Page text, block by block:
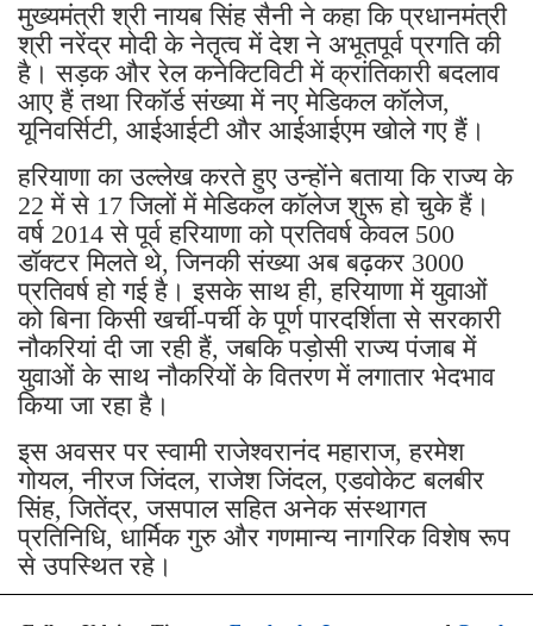
मुख्यमंत्री श्री नायब सिंह सैनी ने कहा कि प्रधानमंत्री
श्री नरेंद्र मोदी के नेतृत्व में देश ने अभूतपूर्व प्रगति की
है। सड़क और रेल कनेक्टिविटी में क्रांतिकारी बदलाव
आए हैं तथा रिकॉर्ड संख्या में नए मेडिकल कॉलेज,
यूनिवर्सिटी, आईआईटी और आईआईएम खोले गए हैं।
हरियाणा का उल्लेख करते हुए उन्होंने बताया कि राज्य के
22 में से 17 जिलों में मेडिकल कॉलेज शुरू हो चुके हैं।
वर्ष 2014 से पूर्व हरियाणा को प्रतिवर्ष केवल 500
डॉक्टर मिलते थे, जिनकी संख्या अब बढ़कर 3000
प्रतिवर्ष हो गई है। इसके साथ ही, हरियाणा में युवाओं
को बिना किसी खर्ची-पर्ची के पूर्ण पारदर्शिता से सरकारी
नौकरियां दी जा रही हैं, जबकि पड़ोसी राज्य पंजाब में
युवाओं के साथ नौकरियों के वितरण में लगातार भेदभाव
किया जा रहा है।
इस अवसर पर स्वामी राजेश्वरानंद महाराज, हरमेश
गोयल, नीरज जिंदल, राजेश जिंदल, एडवोकेट बलबीर
सिंह, जितेंद्र, जसपाल सहित अनेक संस्थागत
प्रतिनिधि, धार्मिक गुरु और गणमान्य नागरिक विशेष रूप
से उपस्थित रहे।